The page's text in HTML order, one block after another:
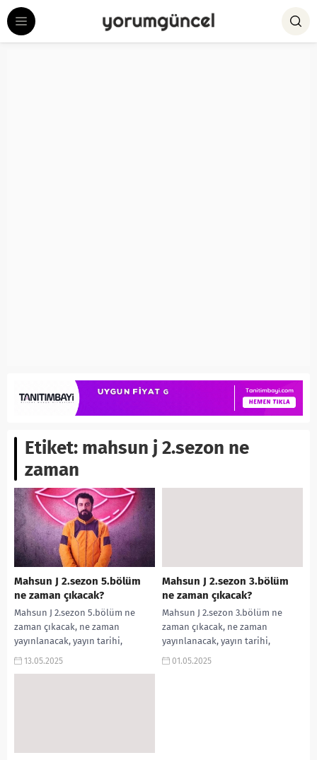
Etiket: mahsun j 2.sezon ne
zaman
Mahsun J 2.sezon 5.bölüm
ne zaman çıkacak?
Mahsun J 2.sezon 5.bölüm ne
zaman çıkacak, ne zaman
yayınlanacak, yayın tarihi,
gelecek mi, 2.sezon 5.bölüm full
13.05.2025
Mahsun J 2.sezon 3.bölüm
ne zaman çıkacak?
Mahsun J 2.sezon 3.bölüm ne
zaman çıkacak, ne zaman
yayınlanacak, yayın tarihi,
gelecek mi, 2.sezon 3.bölüm full
01.05.2025